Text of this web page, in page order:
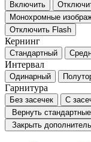
Включить
Монохромные
Отключить Flash
Кернинг
Стандартный
Интервал
Одинарный
Гарнитура
Без засечек
С
Вернуть
Закрыть